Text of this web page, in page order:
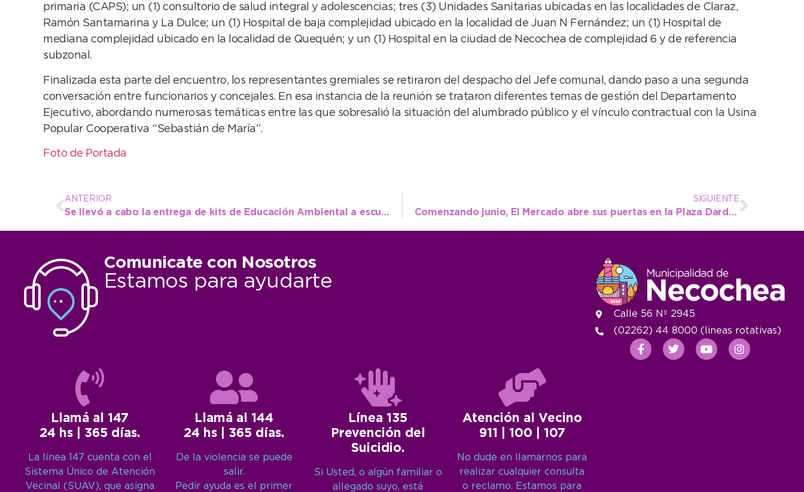
primaria (CAPS); un (1) consultorio de salud integral y adolescencias; tres (3) Unidades Sanitarias ubicadas en las localidades de Claraz,
Ramón Santamarina y La Dulce; un (1) Hospital de baja complejidad ubicado en la localidad de Juan N Fernández; un (1) Hospital de
mediana complejidad ubicado en la localidad de Quequén; y un (1) Hospital en la ciudad de Necochea de complejidad 6 y de referencia
subzonal.
Finalizada esta parte del encuentro, los representantes gremiales se retiraron del despacho del Jefe comunal, dando paso a una segunda
conversación entre funcionarios y concejales. En esa instancia de la reunión se trataron diferentes temas de gestión del Departamento
Ejecutivo, abordando numerosas temáticas entre las que sobresalió la situación del alumbrado público y el vínculo contractual con la Usina
Popular Cooperativa “Sebastián de María”.
Foto de Portada
ANTERIOR
Se llevó a cabo la entrega de kits de Educación Ambiental a escuelas y jardines
SIGUIENTE
Comenzando junio, El Mercado abre sus puertas en la Plaza Dardo Rocha
Comunicate con Nosotros
Estamos para ayudarte
Llamá al 147
24 hs | 365 días.
La línea 147 cuenta con el
Sistema Único de Atención
Vecinal (SUAV), que asigna
Llamá al 144
24 hs | 365 días.
De la violencia se puede
salir.
Pedir ayuda es el primer
Línea 135
Prevención del
Suicidio.
Si Usted, o algún familiar o
allegado suyo, está
Atención al Vecino
911 | 100 | 107
No dude en llamarnos para
realizar cualquier consulta
o reclamo. Estamos para
Calle 56 Nº 2945
(02262) 44 8000 (lineas rotativas)